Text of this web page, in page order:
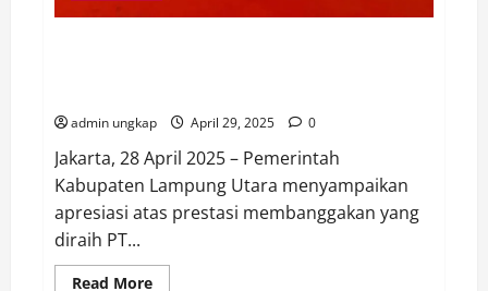
admin ungkap April 29, 2025 0
Jakarta, 28 April 2025 – Pemerintah
Kabupaten Lampung Utara menyampaikan
apresiasi atas prestasi membanggakan yang
diraih PT...
Read MoreRead